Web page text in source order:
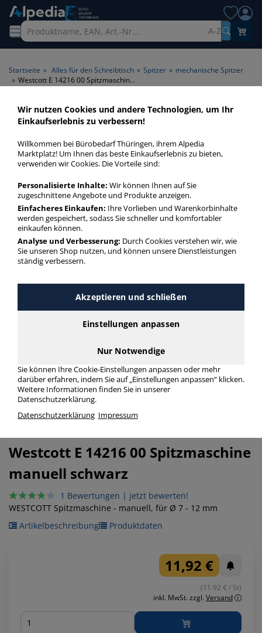
A-Z
Startseite » Alles für den Schreibtisch » Spitzer » mechanische Spitzer
»
Westcott E 14216 00 Spitzmaschine manuell schwarz
Herstellerinformationen
vergrößern
Westcott E 14216 00 Spitzmaschine
manuell schwarz
1 Bewertungen | jetzt bewerten!
WESTCOTT Spitzmaschine - manuell, für Ø 7 - 12 mm
Artikelbeschreibung
Produktdaten
11,92 €
(11.92 € / St)
inkl. MwSt. zzgl. Versand
Menge
Wir nutzen Cookies und andere Technologien, um Ihr
Einkaufserlebnis zu verbessern!
Willkommen bei Bürobedarf Thüringen, ihrem Alpedia
Marktplatz! Um Ihnen das beste Einkaufserlebnis zu bieten,
verwenden wir Cookies. Die Vorteile sind:
Personalisierte Inhalte: Wir können Ihnen auf Sie
zugeschnittene Angebote und Produkte anzeigen.
Einfacheres Einkaufen: Ihre Vorlieben und Warenkorbinhalte
werden gespeichert, sodass Sie schneller und komfortabler
einkaufen können.
Analyse und Verbesserung: Durch Cookies verstehen wir, wie
Sie unseren Shop nutzen, und können unsere Dienstleistungen
ständig verbessern.
Akzeptieren und schließen
Einstellungen anpassen
Nur Notwendige
Sie können Ihre Cookie-Einstellungen anpassen oder mehr
darüber erfahren, indem Sie auf „Einstellungen anpassen“ klicken.
Weitere Informationen finden Sie in unserer
Datenschutzerklärung.
Datenschutzerklärung Impressum